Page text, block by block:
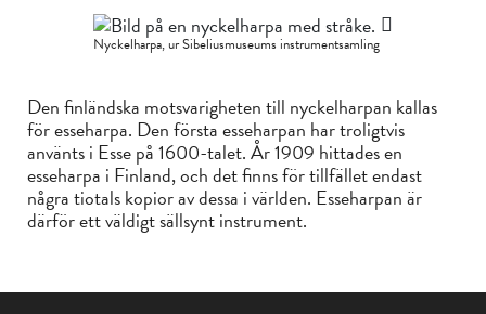
Nyckelharpa, ur Sibeliusmuseums instrumentsamling
Den finländska motsvarigheten till nyckelharpan kallas
för esseharpa. Den första esseharpan har troligtvis
använts i Esse på 1600-talet. År 1909 hittades en
esseharpa i Finland, och det finns för tillfället endast
några tiotals kopior av dessa i världen. Esseharpan är
därför ett väldigt sällsynt instrument.